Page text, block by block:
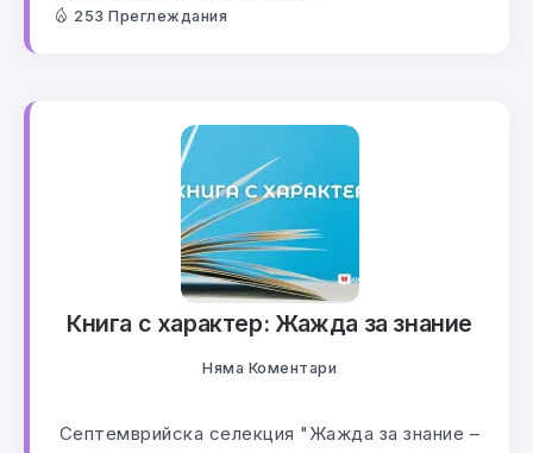
253 Преглеждания
Книга с характер: Жажда за знание
Няма Коментари
Септемврийска селекция "Жажда за знание –